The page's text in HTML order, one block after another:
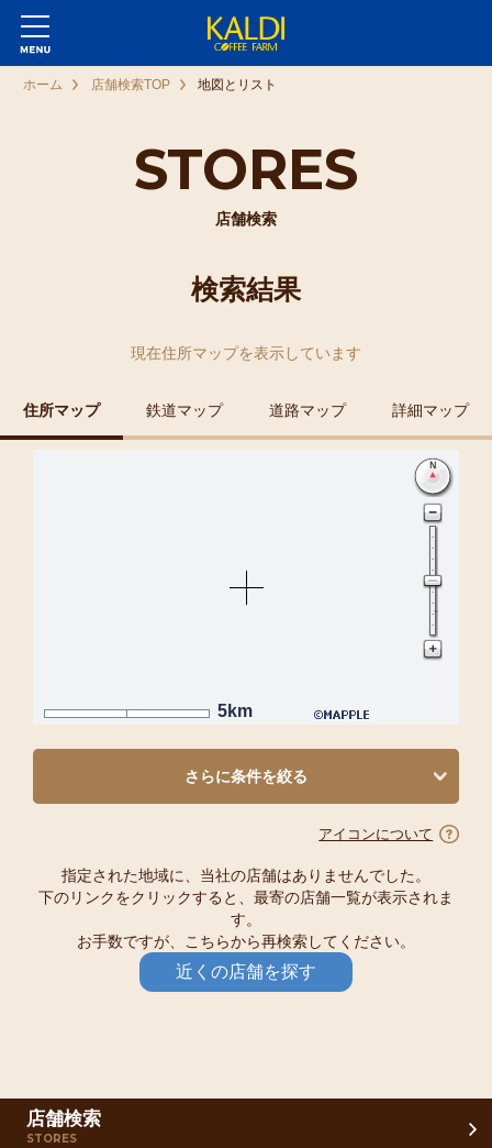
STORES
店舗検索
ホーム 店舗検索TOP 地図とリスト
検索結果
現在住所マップを表示しています
住所マップ 鉄道マップ 道路マップ 詳細マップ
5km
さらに条件を絞る
アイコンについて
指定された地域に、当社の店舗はありませんでした。
下のリンクをクリックすると、最寄の店舗一覧が表示されま
す。
お手数ですが、こちらから再検索してください。
近くの店舗を探す
店舗検索
STORES